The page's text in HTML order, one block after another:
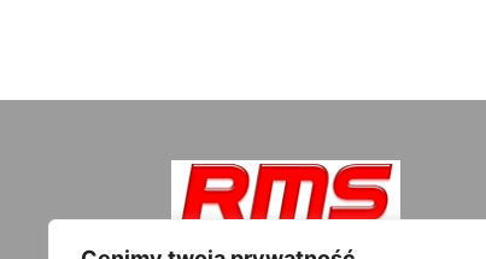
Szybki kontakt: